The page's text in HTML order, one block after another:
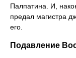
Палпатина. И,
предал магистра
его.
Подавление